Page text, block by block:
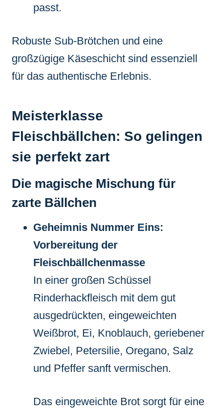
passt.
Robuste Sub-Brötchen und eine
großzügige Käseschicht sind essenziell
für das authentische Erlebnis.
Meisterklasse
Fleischbällchen: So gelingen
sie perfekt zart
Die magische Mischung für
zarte Bällchen
Geheimnis Nummer Eins:
Vorbereitung der
Fleischbällchenmasse
In einer großen Schüssel
Rinderhackfleisch mit dem gut
ausgedrückten, eingeweichten
Weißbrot, Ei, Knoblauch, geriebener
Zwiebel, Petersilie, Oregano, Salz
und Pfeffer sanft vermischen.
Das eingeweichte Brot sorgt für eine